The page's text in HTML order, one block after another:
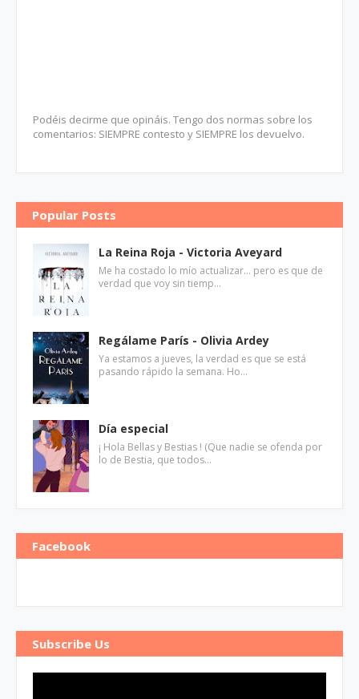
Podéis decirme que opináis. Tengo dos normas sobre los
comentarios: SIEMPRE contesto y SIEMPRE los devuelvo.
Popular Posts
La Reina Roja - Victoria Aveyard
Me ha costado lo mío actualizar... pero es que de
verdad que voy sin tiemp…
Regálame París - Olivia Ardey
Ya estamos a jueves, la verdad es que se está
pasando rápido la semana. Ho…
Día especial
¡ Hola Bellas y Bestias ! (Que nadie se ofenda por
lo de Bestia, que todos…
Facebook
Subscribe Us